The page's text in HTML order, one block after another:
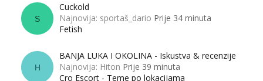
S
Cuckold
Najnovija: sportaš_dario Prije 34 minuta
Fetish
H
BANJA LUKA I OKOLINA - Iskustva & recenzije
Najnovija: Hiton Prije 39 minuta
Cro Escort - Teme po lokacijama